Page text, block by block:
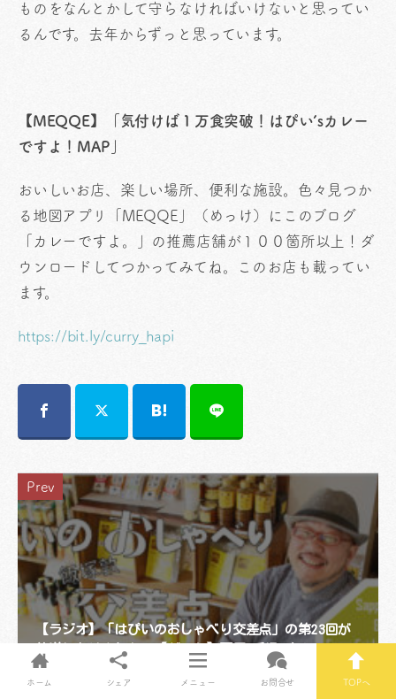
ものをなんとかして守らなければいけないと思ってい
るんです。去年からずっと思っています。
【MEQQE】「気付けば１万食突破！はぴい’sカレー
ですよ！MAP」
おいしいお店、楽しい場所、便利な施設。色々見つか
る地図アプリ「MEQQE」（めっけ）にこのブログ
「カレーですよ。」の推薦店舗が１００箇所以上！ダ
ウンロードしてつかってみてね。このお店も載ってい
ます。
https://bit.ly/curry_hapi
Prev
【ラジオ】「はぴいのおしゃべり交差点」の第23回が
放送になりました。【ゲスト】栗原 千温 さん
ホーム シェア メニュー お問合せ TOPへ